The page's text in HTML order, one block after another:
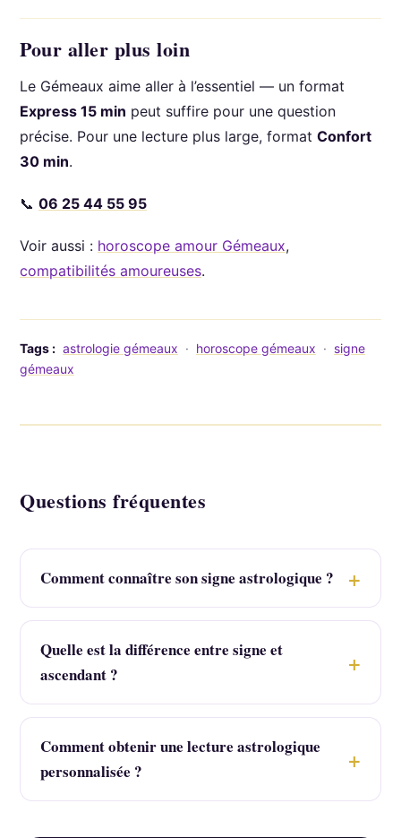
Pour aller plus loin
Le Gémeaux aime aller à l’essentiel — un format
Express 15 min peut suffire pour une question
précise. Pour une lecture plus large, format Confort
30 min.
📞 06 25 44 55 95
Voir aussi : horoscope amour Gémeaux,
compatibilités amoureuses.
Tags : astrologie gémeaux · horoscope gémeaux · signe
gémeaux
Questions fréquentes
Comment connaître son signe astrologique ?
Quelle est la différence entre signe et
ascendant ?
Comment obtenir une lecture astrologique
personnalisée ?